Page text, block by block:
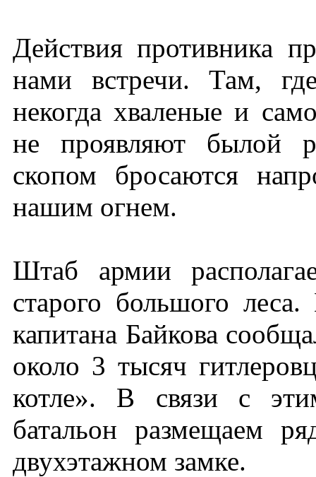
Действия противника
нами встречи. Там,
некогда хваленые и
не проявляют былой
скопом бросаются
нашим огнем.
Штаб армии
старого большого
капитана Байкова
около 3 тысяч
котле». В связи с
батальон размещаем
двухэтажном замке.